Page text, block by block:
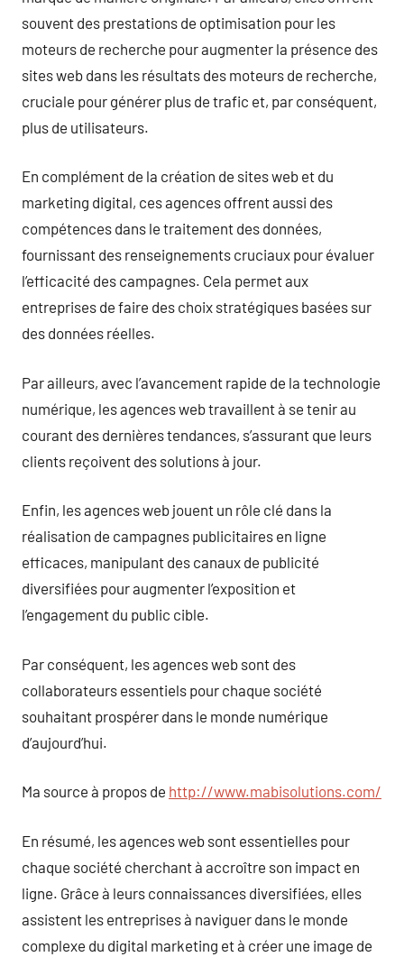
souvent des prestations de optimisation pour les
moteurs de recherche pour augmenter la présence des
sites web dans les résultats des moteurs de recherche,
cruciale pour générer plus de trafic et, par conséquent,
plus de utilisateurs.
En complément de la création de sites web et du
marketing digital, ces agences offrent aussi des
compétences dans le traitement des données,
fournissant des renseignements cruciaux pour évaluer
l’efficacité des campagnes. Cela permet aux
entreprises de faire des choix stratégiques basées sur
des données réelles.
Par ailleurs, avec l’avancement rapide de la technologie
numérique, les agences web travaillent à se tenir au
courant des dernières tendances, s’assurant que leurs
clients reçoivent des solutions à jour.
Enfin, les agences web jouent un rôle clé dans la
réalisation de campagnes publicitaires en ligne
efficaces, manipulant des canaux de publicité
diversifiées pour augmenter l’exposition et
l’engagement du public cible.
Par conséquent, les agences web sont des
collaborateurs essentiels pour chaque société
souhaitant prospérer dans le monde numérique
d’aujourd’hui.
Ma source à propos de http://www.mabisolutions.com/
En résumé, les agences web sont essentielles pour
chaque société cherchant à accroître son impact en
ligne. Grâce à leurs connaissances diversifiées, elles
assistent les entreprises à naviguer dans le monde
complexe du digital marketing et à créer une image de